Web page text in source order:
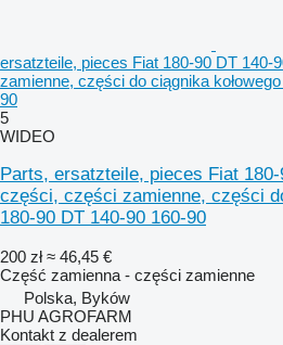
ersatzteile, pieces Fiat 180-90 DT 140-
zamienne, części do ciągnika
90
5
WIDEO
Parts, ersatzteile, pieces Fiat
części, części zamienne, części
180-90 DT 140-90 160-90
200 zł ≈ 46,45 €
Część zamienna - części zamienne
Polska, Byków
PHU AGROFARM
Kontakt z dealerem